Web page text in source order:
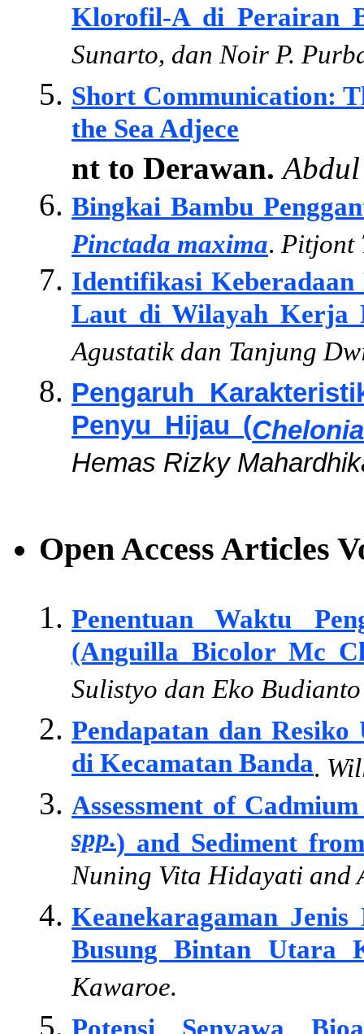
Klorofil-A di Perairan
Sunarto, dan Noir P.
Short Communication:
the Sea Adjece
nt to Derawan.
Bingkai Bambu
Pinctada maxima. Pitjont
Identifikasi
Laut di Wilayah Kerja
Agustatik dan Tanjung
Pengaruh
Penyu Hijau (
Hemas Rizky
Open Access Articles
Penentuan Waktu
(Anguilla Bicolor Mc
Sulistyo dan Eko Budianto
Pendapatan dan
di Kecamatan Banda.
Assessment of
spp.) and Sediment
Nuning Vita Hidayati and
Keanekaragaman
Busung Bintan Utara
Kawaroe.